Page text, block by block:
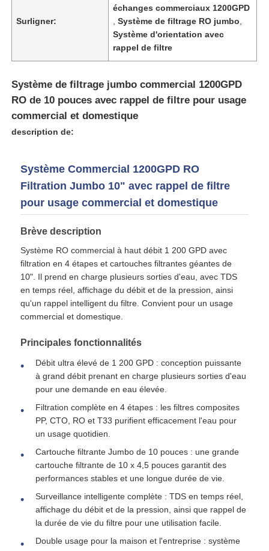
Aperçu
Vidéos
A propos de nous
Contrôle de la qualité
Contact
nouvelles
Systèmes de référencement
Adoucisseur d'eau
Surligner:
échanges commerciaux 1200GPD
,Système de filtrage RO jumbo
Système d'orientation avec
rappel de filtre
Système de filtrage jumbo commercial 1200GPD
RO de 10 pouces avec rappel de filtre pour usage
commercial et domestique
description de:
Système Commercial 1200GPD RO
Filtration Jumbo 10" avec rappel de filtre
pour usage commercial et domestique
Brève description
Système RO commercial à haut débit 1 200 GPD avec
filtration en 4 étapes et cartouches filtrantes géantes de
10". Il prend en charge plusieurs sorties d'eau, avec TDS
en temps réel, affichage du débit et de la pression, ainsi
qu'un rappel intelligent du filtre. Convient pour un usage
commercial et domestique.
Principales fonctionnalités
Débit ultra élevé de 1 200 GPD : conception puissante
à grand débit prenant en charge plusieurs sorties d'eau
pour une demande en eau élevée.
Filtration complète en 4 étapes : les filtres composites
PP, CTO, RO et T33 purifient efficacement l'eau pour
un usage quotidien.
Cartouche filtrante Jumbo de 10 pouces : une grande
cartouche filtrante de 10 x 4,5 pouces garantit des
performances stables et une longue durée de vie.
Surveillance intelligente complète : TDS en temps réel,
affichage du débit et de la pression, ainsi que rappel de
la durée de vie du filtre pour une utilisation facile.
Double usage pour la maison et l'entreprise : système